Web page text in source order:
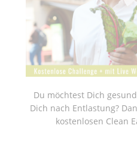
Du möchtest Dich
Dich nach Entlastung?
kostenlosen Clean